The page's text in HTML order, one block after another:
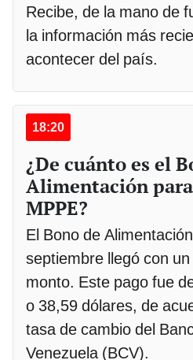
Recibe, de la mano de
la información más
acontecer del país.
18:20
¿De cuánto es el
Alimentación
MPPE?
El Bono de
septiembre llegó con
monto. Este pago fue
o 38,59 dólares, de
tasa de cambio del
Venezuela (BCV).